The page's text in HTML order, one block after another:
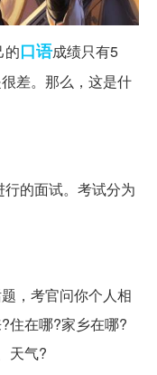
的口语成绩只有5
差。那么，这是什
的面试。考试分为
，考官问你个人相
住在哪?家乡在哪?
天气?